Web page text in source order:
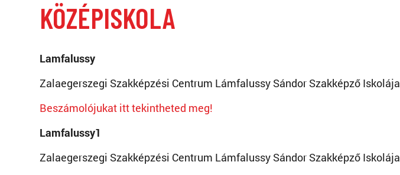
KÖZÉPISKOLA
Lamfalussy
Zalaegerszegi Szakképzési Centrum Lámfalussy Sándor Szakképző Iskolája
Beszámolójukat itt tekintheted meg!
Lamfalussy1
Zalaegerszegi Szakképzési Centrum Lámfalussy Sándor Szakképző Iskolája